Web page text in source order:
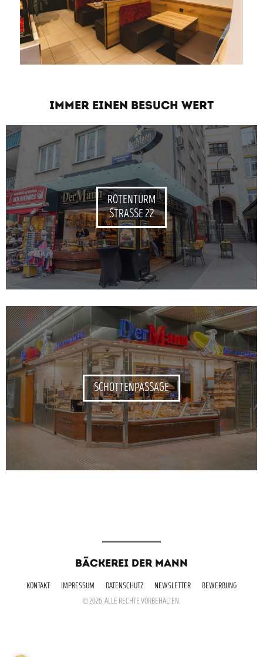
IMMER EINEN BESUCH WERT
ROTENTURM
STRASSE 22
SCHOTTENPASSAGE
BÄCKEREI DER MANN
KONTAKT IMPRESSUM DATENSCHUTZ NEWSLETTER
BEWERBUNG
© 2026. ALLE RECHTE VORBEHALTEN.